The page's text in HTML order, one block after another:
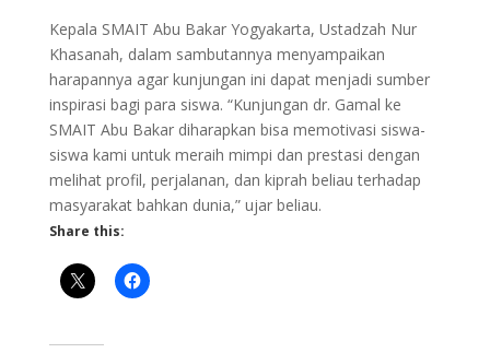
Kepala SMAIT Abu Bakar Yogyakarta, Ustadzah Nur
Khasanah, dalam sambutannya menyampaikan
harapannya agar kunjungan ini dapat menjadi sumber
inspirasi bagi para siswa. “Kunjungan dr. Gamal ke
SMAIT Abu Bakar diharapkan bisa memotivasi siswa-
siswa kami untuk meraih mimpi dan prestasi dengan
melihat profil, perjalanan, dan kiprah beliau terhadap
masyarakat bahkan dunia,” ujar beliau.
Share this: